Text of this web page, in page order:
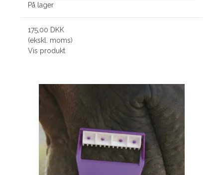
På lager
175,00 DKK
(ekskl. moms)
Vis produkt